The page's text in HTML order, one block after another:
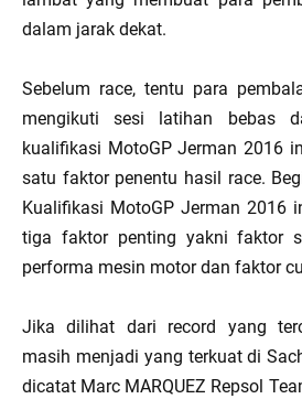
dalam jarak dekat.
Sebelum race, tentu para
mengikuti sesi latihan bebas
kualifikasi MotoGP Jerman 2016
satu faktor penentu hasil race.
Kualifikasi MotoGP Jerman 2016
tiga faktor penting yakni faktor
performa mesin motor dan faktor
Jika dilihat dari record yang
masih menjadi yang terkuat di
dicatat Marc MARQUEZ Repsol